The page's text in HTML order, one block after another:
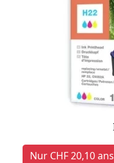
Nur CHF 20,10